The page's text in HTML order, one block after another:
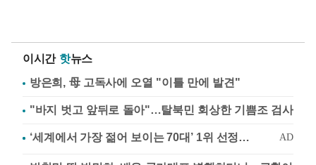
이시간 핫뉴스
방은희, 母 고독사에 오열 "이틀 만에 발견"
"바지 벗고 앞뒤로 돌아"…탈북민 회상한 기쁨조 검사